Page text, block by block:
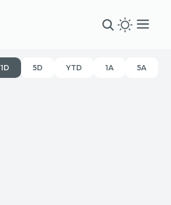
1D 5D YTD 1A 5A